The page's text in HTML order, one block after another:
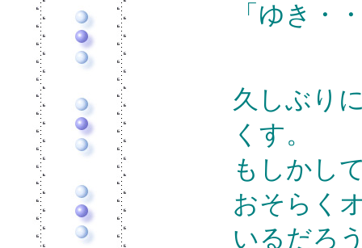
「ゆき・
久しぶり
くす。
もしかし
おそらく
いるだろ